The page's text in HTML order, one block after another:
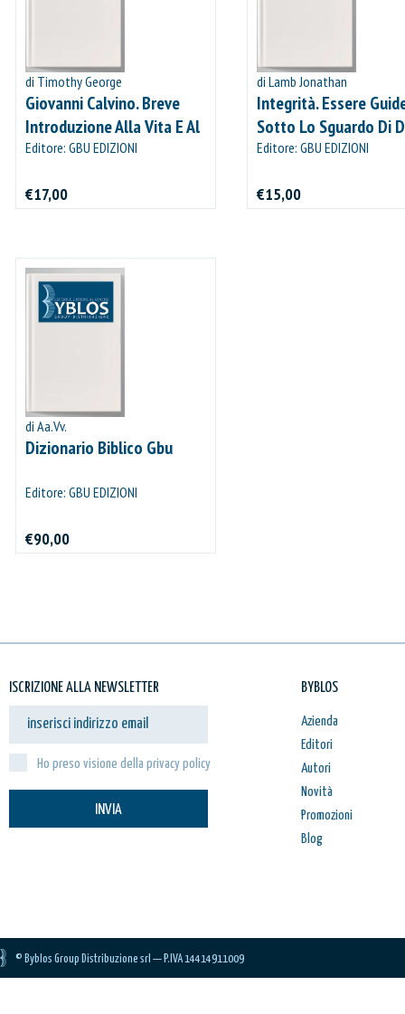
di Timothy George
Giovanni Calvino. Breve
Introduzione Alla Vita E Al
Pensiero
Editore: GBU EDIZIONI
€17,00
di Lamb Jonathan
Integrità. Essere
Sotto Lo Sguardo Di
(L`esempio Di Paolo)
Editore: GBU EDIZIONI
€15,00
di Aa.Vv.
Dizionario Biblico Gbu
Editore: GBU EDIZIONI
€90,00
CONTINUA GLI ACQUISTI
VAI AL CARRELLO
ISCRIZIONE ALLA NEWSLETTER
Ho preso visione della privacy policy
INVIA
BYBLOS
Azienda
Editori
Autori
Novità
Promozioni
Blog
© Byblos Group Distribuzione srl — P.IVA 14414911009